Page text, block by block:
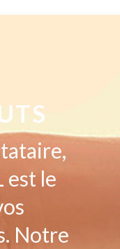
est le
Notre